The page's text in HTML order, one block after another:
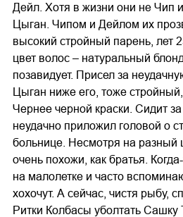
Дейл. Хотя в жизни они не Чип
Цыган. Чипом и Дейлом их
высокий стройный парень, лет
цвет волос – натуральный
позавидует. Присел за
Цыган ниже его, тоже
Чернее черной краски. Сидит за
неудачно приложил головой о
больнице. Несмотря на разный
очень похожи, как братья.
на малолетке и часто
хохочут. А сейчас, чистя рыбу,
Ритки Колбасы уболтать Сашку